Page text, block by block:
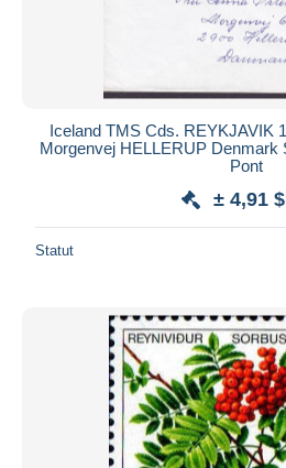
Iceland TMS Cds. REYKJAVIK
Morgenvej HELLERUP Denmark
Pont
± 4,91
Statut